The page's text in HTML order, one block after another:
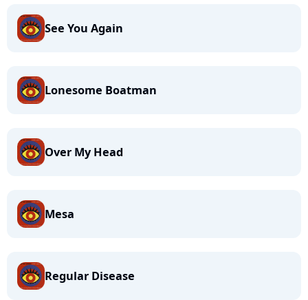
See You Again
Lonesome Boatman
Over My Head
Mesa
Regular Disease